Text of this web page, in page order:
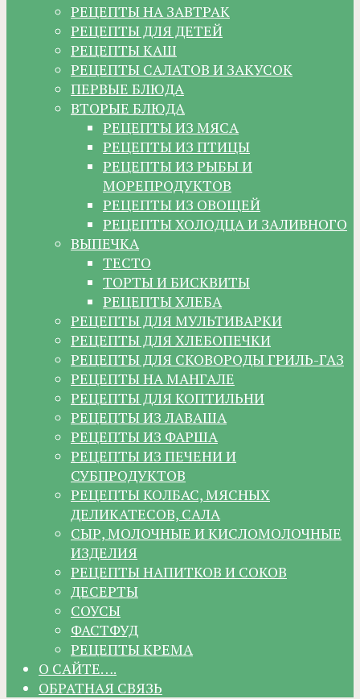
РЕЦЕПТЫ НА ЗАВТРАК
РЕЦЕПТЫ ДЛЯ ДЕТЕЙ
РЕЦЕПТЫ КАШ
РЕЦЕПТЫ САЛАТОВ И ЗАКУСОК
ПЕРВЫЕ БЛЮДА
ВТОРЫЕ БЛЮДА
РЕЦЕПТЫ ИЗ МЯСА
РЕЦЕПТЫ ИЗ ПТИЦЫ
РЕЦЕПТЫ ИЗ РЫБЫ И
МОРЕПРОДУКТОВ
РЕЦЕПТЫ ИЗ ОВОЩЕЙ
РЕЦЕПТЫ ХОЛОДЦА И ЗАЛИВНОГО
ВЫПЕЧКА
ТЕСТО
ТОРТЫ И БИСКВИТЫ
РЕЦЕПТЫ ХЛЕБА
РЕЦЕПТЫ ДЛЯ МУЛЬТИВАРКИ
РЕЦЕПТЫ ДЛЯ ХЛЕБОПЕЧКИ
РЕЦЕПТЫ ДЛЯ СКОВОРОДЫ ГРИЛЬ-ГАЗ
РЕЦЕПТЫ НА МАНГАЛЕ
РЕЦЕПТЫ ДЛЯ КОПТИЛЬНИ
РЕЦЕПТЫ ИЗ ЛАВАША
РЕЦЕПТЫ ИЗ ФАРША
РЕЦЕПТЫ ИЗ ПЕЧЕНИ И
СУБПРОДУКТОВ
РЕЦЕПТЫ КОЛБАС, МЯСНЫХ
ДЕЛИКАТЕСОВ, САЛА
СЫР, МОЛОЧНЫЕ И КИСЛОМОЛОЧНЫЕ
ИЗДЕЛИЯ
РЕЦЕПТЫ НАПИТКОВ И СОКОВ
ДЕСЕРТЫ
СОУСЫ
ФАСТФУД
РЕЦЕПТЫ КРЕМА
О САЙТЕ….
ОБРАТНАЯ СВЯЗЬ